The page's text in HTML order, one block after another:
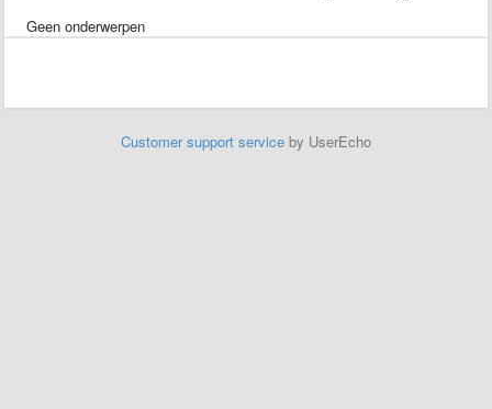
Geen onderwerpen
Customer support service by UserEcho